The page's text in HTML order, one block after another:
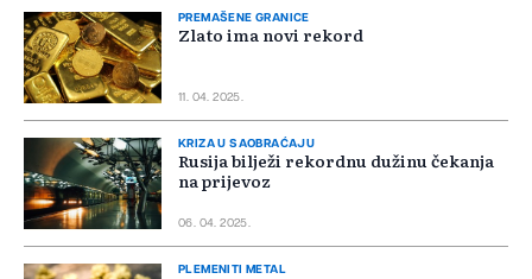
PREMAŠENE GRANICE
Zlato ima novi rekord
11. 04. 2025.
KRIZA U SAOBRAĆAJU
Rusija bilježi rekordnu dužinu čekanja
na prijevoz
06. 04. 2025.
PLEMENITI METAL